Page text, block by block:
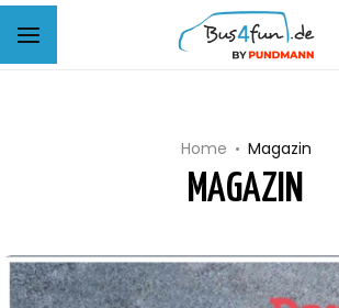
Home Magazin
MAGAZIN
B4F Musterprobe Sparfilz
B4F Selbstklebendes Filz
B4F Woll-Filz